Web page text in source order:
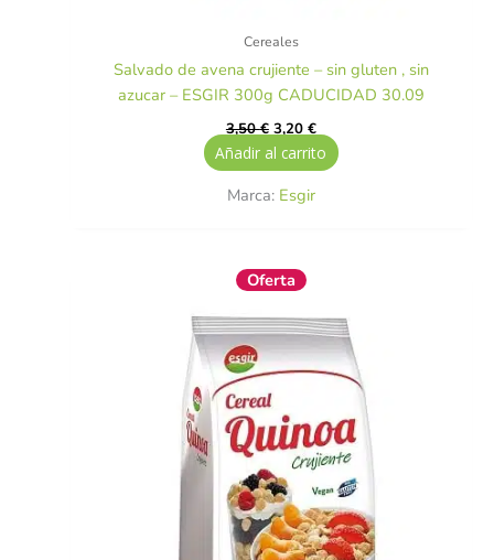
Cereales
Salvado de avena crujiente – sin gluten , sin
azucar – ESGIR 300g CADUCIDAD 30.09
3,50€ 3,20 €
Añadir al carrito
Marca: Esgir
Oferta
El
precio
original
era:
2,65 €.
actual
es:
2,25 €.